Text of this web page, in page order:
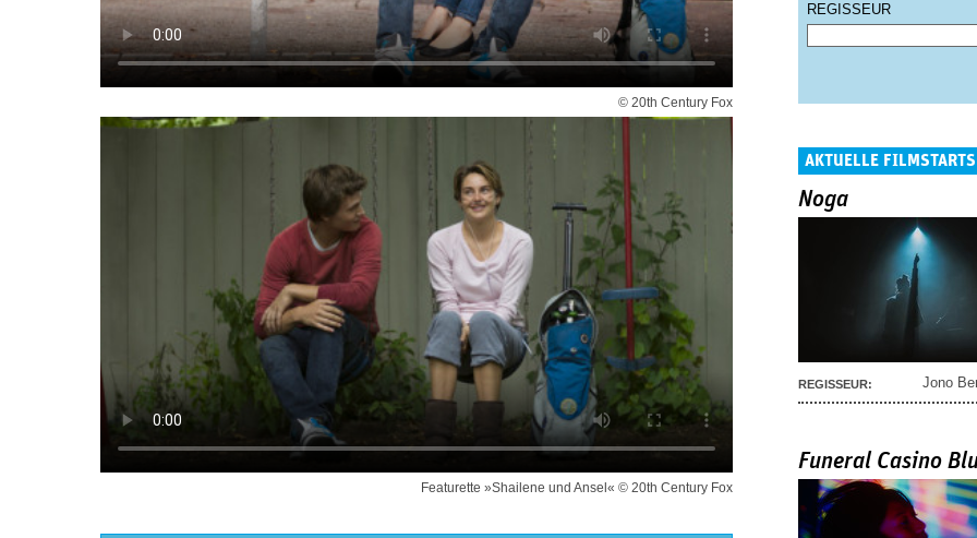
© 20th Century Fox
Featurette »Shailene und Ansel« © 20th Century Fox
REGISSEUR
AKTUELLE FILMSTARTS
Noga
REGISSEUR: Jono
Funeral Casino